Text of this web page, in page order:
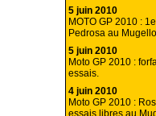
5 juin 2010
MOTO GP 2010 :
Pedrosa au
5 juin 2010
Moto GP 2010 :
essais.
4 juin 2010
Moto GP 2010 :
essais libres au